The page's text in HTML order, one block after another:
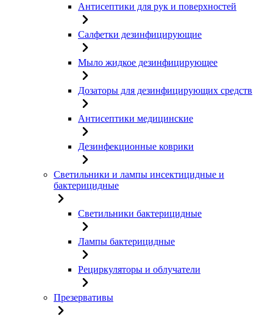
Антисептики для рук и поверхностей
Салфетки дезинфицирующие
Мыло жидкое дезинфицирующее
Дозаторы для дезинфицирующих средств
Антисептики медицинские
Дезинфекционные коврики
Светильники и лампы инсектицидные и
бактерицидные
Светильники бактерицидные
Лампы бактерицидные
Рециркуляторы и облучатели
Презервативы